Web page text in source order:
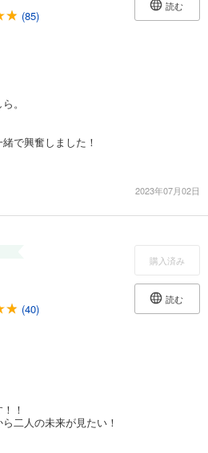
(85)
読む
。
で興奮しました！
2023年07月02日
(40)
購入済み
読む
！
二人の未来が見たい！